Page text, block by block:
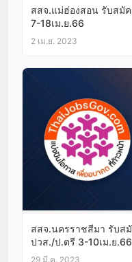
สสจ.แม่ฮ่องสอน รับสมั
7-18เม.ย.66
2 เม.ย. 2023
สสจ.นครราชสีมา รับส
ปวส./ป.ตรี 3-10เม.ย.66
29 มี.ค. 2023